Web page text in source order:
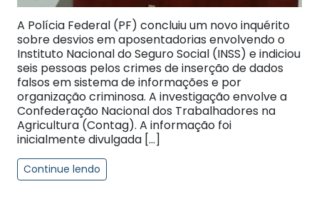
A Polícia Federal (PF) concluiu um novo inquérito
sobre desvios em aposentadorias envolvendo o
Instituto Nacional do Seguro Social (INSS) e indiciou
seis pessoas pelos crimes de inserção de dados
falsos em sistema de informações e por
organização criminosa. A investigação envolve a
Confederação Nacional dos Trabalhadores na
Agricultura (Contag). A informação foi
inicialmente divulgada […]
Continue lendo